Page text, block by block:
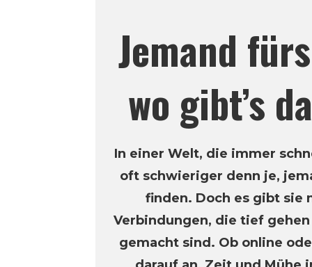
Jemand
wo gibt’s
In einer Welt, die immer
oft schwieriger denn je,
finden. Doch es gibt sie
Verbindungen, die tief
gemacht sind. Ob online